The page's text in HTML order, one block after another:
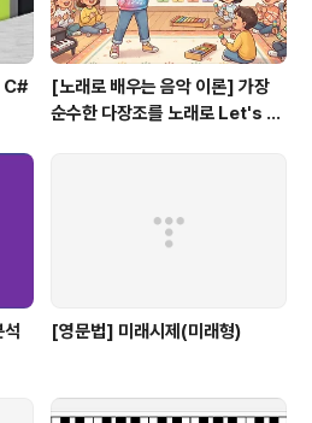
C#
[노래로 배우는 음악 이론] 가장
순수한 다장조를 노래로 Let's G
석
[영문법] 미래시제(미래형)